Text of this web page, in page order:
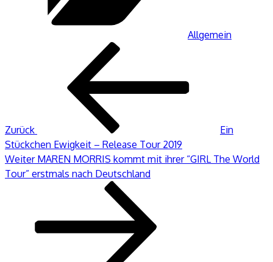
Allgemein
Beitragsnavigation
Zurück
Ein
Stückchen Ewigkeit – Release Tour 2019
Nächster
Beitrag
Weiter MAREN MORRIS kommt mit ihrer “GIRL The World
Tour” erstmals nach Deutschland